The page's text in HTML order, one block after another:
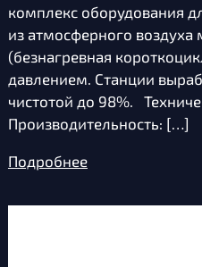
комплекс оборудования
из атмосферного
(безнагревная
давлением. Станции
чистотой до 98%.
Производительность: […]
Подробнее